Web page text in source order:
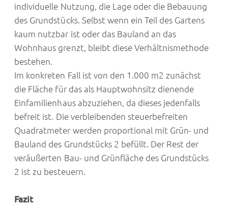
individuelle Nutzung, die Lage oder die Bebauung
des Grundstücks. Selbst wenn ein Teil des Gartens
kaum nutzbar ist oder das Bauland an das
Wohnhaus grenzt, bleibt diese Verhältnismethode
bestehen.
Im konkreten Fall ist von den 1.000 m2 zunächst
die Fläche für das als Hauptwohnsitz dienende
Einfamilienhaus abzuziehen, da dieses jedenfalls
befreit ist. Die verbleibenden steuerbefreiten
Quadratmeter werden proportional mit Grün- und
Bauland des Grundstücks 2 befüllt. Der Rest der
veräußerten Bau- und Grünfläche des Grundstücks
2 ist zu besteuern.
Fazit